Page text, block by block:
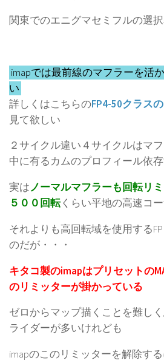
関東でのエニグマセミフルの選
imapでは最前線のマフラーを活
い
詳しくはこちらのFP4-50クラス
見て欲しい
２サイクル違い４サイクルはマ
中に有るカムのプロフィール依
実はノーマルマフラーも回転リ
５００回転くらい平地の高速コ
それよりも高回転域を使用する
のだが・・・
キタコ製のimapはプリセットの
のリミッターが掛かっている
ゼロからマップ描くことを難し
ライダーが多いけれども
imapのこのリミッターを解除す